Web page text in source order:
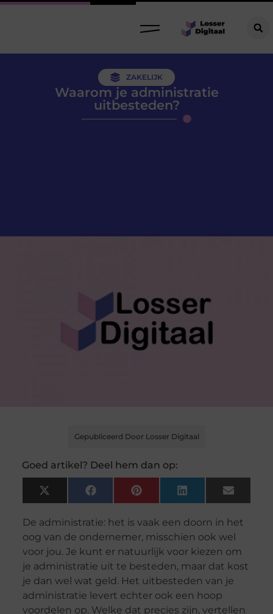
ZAKELIJK
Waarom je administratie
uitbesteden?
Gepubliceerd Door Losser Digitaal
Goed artikel? Deel hem dan op:
X
(Twitter)
FacebookPinterest LinkedIn Email
De administratie: het is vaak een doorn in het
oog van de ondernemer, misschien ook wel
voor jou. Je kunt er natuurlijk voor kiezen om
je administratie uit te besteden, maar dat kost
je dan wel wat geld. Het uitbesteden van je
administratie levert echter ook een hoop
voordelen op. Welke dat precies zijn, vertellen